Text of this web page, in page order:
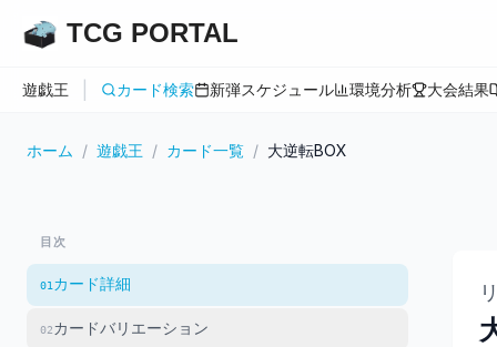
TCG PORTAL
遊戯王 カード検索 新弾スケジュール 環境分析 大会結果
ホーム / 遊戯王 / カード一覧 / 大逆転BOX
目次
01 カード詳細
02カードバリエーション